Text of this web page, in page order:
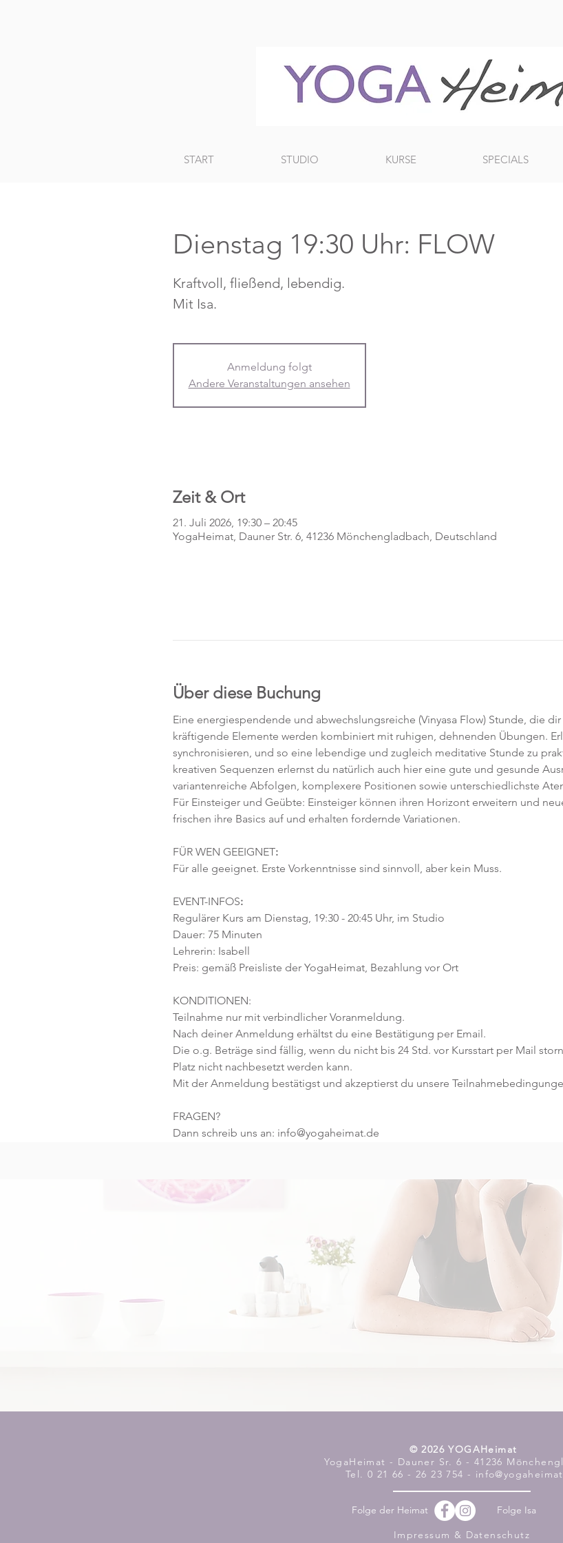
START STUDIO KURSE SPECIALS
Dienstag 19:30 Uhr: FLOW
Kraftvoll, fließend, lebendig.
Mit Isa.
Anmeldung folgt
Andere Veranstaltungen ansehen
Zeit & Ort
21. Juli 2026, 19:30 – 20:45
YogaHeimat, Dauner Str. 6, 41236 Mönchengladbach, Deutschland
Über diese Buchung
Eine energiespendende und abwechslungsreiche (Vinyasa Flow) Stunde, die
kräftigende Elemente werden kombiniert mit ruhigen, dehnenden Übungen.
synchronisieren, und so eine lebendige und zugleich meditative Stunde zu
kreativen Sequenzen erlernst du natürlich auch hier eine gute und gesunde
variantenreiche Abfolgen, komplexere Positionen sowie unterschiedlichste
Für Einsteiger und Geübte: Einsteiger können ihren Horizont erweitern und
frischen ihre Basics auf und erhalten fordernde Variationen.
FÜR WEN GEEIGNET:
Für alle geeignet. Erste Vorkenntnisse sind sinnvoll, aber kein Muss.
EVENT-INFOS:
Regulärer Kurs am Dienstag, 19:30 - 20:45 Uhr, im Studio
Dauer: 75 Minuten
Lehrerin: Isabell
Preis: gemäß Preisliste der YogaHeimat, Bezahlung vor Ort
KONDITIONEN:
Teilnahme nur mit verbindlicher Voranmeldung.
Nach deiner Anmeldung erhältst du eine Bestätigung per Email.
Die o.g. Beträge sind fällig, wenn du nicht bis 24 Std. vor Kursstart per Mail
Platz nicht nachbesetzt werden kann.
Mit der Anmeldung bestätigst und akzeptierst du unsere
FRAGEN?
Dann schreib uns an: info@yogaheimat.de
​© 2026 YOGAHeimat
YogaHeimat - Dauner Sr. 6 - 41236
Tel. 0 21 66 - 26 23 754 -
Folge der Heimat
Folge Isa
Impressum & Datenschutz